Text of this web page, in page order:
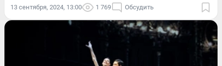
13 сентября, 2024, 13:00 1 769 Обсудить